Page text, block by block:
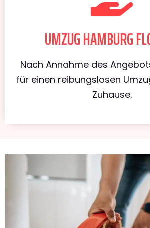
UMZUG HAMBURG
Nach Annahme des
für einen reibungslosen
Zuhause.